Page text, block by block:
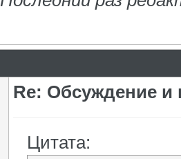
Re: Обсуждение
Цитата: